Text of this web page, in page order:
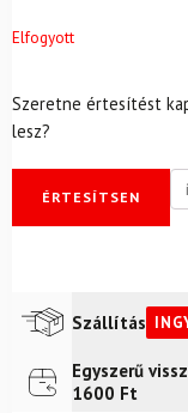
Elfogyott
Szeretne értesítést
lesz?
ÉRTESÍTSEN
Szállítás
Futár a címre
Egyszerű
1600 Ft